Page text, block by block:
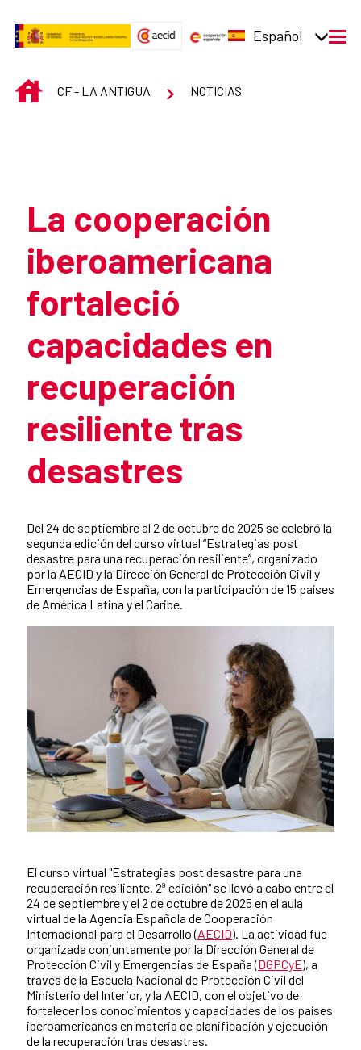
Español
INICIOCF - LA ANTIGUA NOTICIAS
La cooperación
iberoamericana
fortaleció
capacidades en
recuperación
resiliente tras
desastres
Del 24 de septiembre al 2 de octubre de 2025 se celebró la
segunda edición del curso virtual “Estrategias post
desastre para una recuperación resiliente”, organizado
por la AECID y la Dirección General de Protección Civil y
Emergencias de España, con la participación de 15 países
de América Latina y el Caribe.
Contenido de la noticia
El curso virtual "Estrategias post desastre para una
recuperación resiliente. 2ª edición" se llevó a cabo entre el
24 de septiembre y el 2 de octubre de 2025 en el aula
virtual de la Agencia Española de Cooperación
Internacional para el Desarrollo (AECID). La actividad fue
organizada conjuntamente por la Dirección General de
Protección Civil y Emergencias de España (DGPCyE), a
través de la Escuela Nacional de Protección Civil del
Ministerio del Interior, y la AECID, con el objetivo de
fortalecer los conocimientos y capacidades de los países
iberoamericanos en materia de planificación y ejecución
de la recuperación tras desastres.